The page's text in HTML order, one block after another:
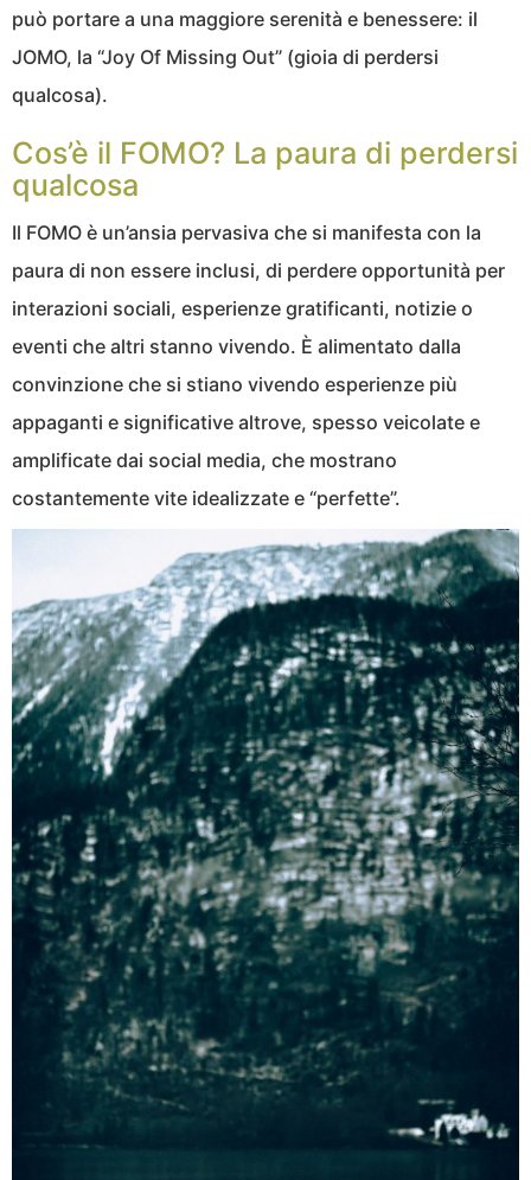
può portare a una maggiore serenità e benessere: il
JOMO, la “Joy Of Missing Out” (gioia di perdersi
qualcosa).
Cos’è il FOMO? La paura di perdersi
qualcosa
Il FOMO è un’ansia pervasiva che si manifesta con la
paura di non essere inclusi, di perdere opportunità per
interazioni sociali, esperienze gratificanti, notizie o
eventi che altri stanno vivendo. È alimentato dalla
convinzione che si stiano vivendo esperienze più
appaganti e significative altrove, spesso veicolate e
amplificate dai social media, che mostrano
costantemente vite idealizzate e “perfette”.